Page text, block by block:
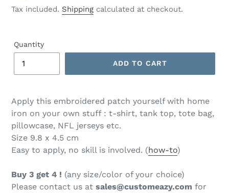
price
Tax included. Shipping calculated at checkout.
Quantity
ADD TO CART
Apply this embroidered patch yourself with home
iron on your own stuff : t-shirt, tank top, tote bag,
pillowcase, NFL jerseys etc.
Size 9.8 x 4.5 cm
Easy to apply, no skill is involved. (how-to)
Buy 3 get 4 ! (any size/color of your choice)
Please contact us at sales@customeazy.com for